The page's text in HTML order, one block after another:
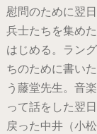
慰問のために翌
兵士たちを集め
はじめる。ラン
ちのために書い
う藤堂先生。音
って話をした翌
戻った中井（小